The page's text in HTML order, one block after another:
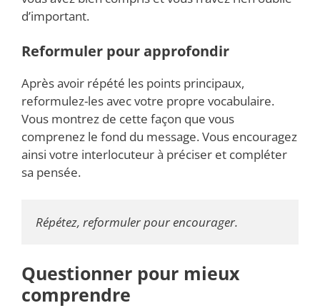
d’important.
Reformuler pour approfondir
Après avoir répété les points principaux,
reformulez-les avec votre propre vocabulaire.
Vous montrez de cette façon que vous
comprenez le fond du message. Vous encouragez
ainsi votre interlocuteur à préciser et compléter
sa pensée.
Répétez, reformuler pour encourager.
Questionner pour mieux
comprendre